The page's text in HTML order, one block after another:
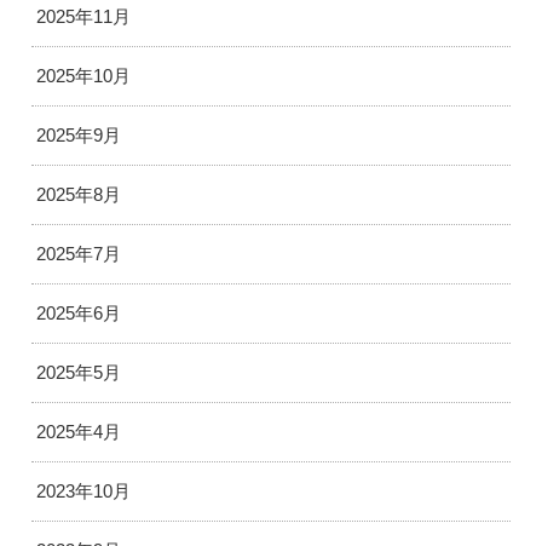
2025年11月
2025年10月
2025年9月
2025年8月
2025年7月
2025年6月
2025年5月
2025年4月
2023年10月